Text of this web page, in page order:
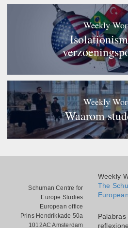
Weekly
Weekly
Waarom
Schuman Centre for
Europe Studies
European office
Prins Hendrikkade 50a
1012AC Amsterdam
Weekly
The